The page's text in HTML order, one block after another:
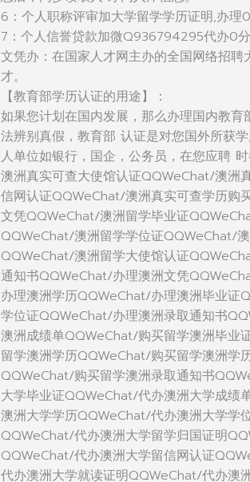
6：个人职称评审加大学留学学历证明,办理0
7：个人信誉贷款加微Q936794295代办0分
文凭办：在国家人才网主办的全国网络招
才。
【教育部学历认证的用途】：
如果您计划在国内发展，那么办理国内教
法辨别真假，教育部 认证是对您国外所获
人单位如银行，国企，公务员，在您应聘 时
澳洲真实可查大使馆认证QQWeChat/澳洲
信网认证QQWeChat/澳洲真实可查学历
文凭QQWeChat/澳洲留学毕业证
QQWeChat/澳洲留学学位证QQWeChat/
QQWeChat/澳洲留学大使馆认证
通知书QQWeChat/办理澳洲文凭
办理澳洲学历QQWeChat/办理澳洲毕业
学位证QQWeChat/办理澳洲录取通知书
澳洲成绩单QQWeChat/购买留学澳洲毕
留学澳洲学历QQWeChat/购买留学澳洲学
QQWeChat/购买留学澳洲录取通知书
大学毕业证QQWeChat/代办澳洲大学成
澳洲大学学历QQWeChat/代办澳洲大学学
QQWeChat/代办澳洲大学留学归国证明
QQWeChat/代办澳洲大学留信网认证
代办澳洲大学就读证明QQWeChat/代办澳